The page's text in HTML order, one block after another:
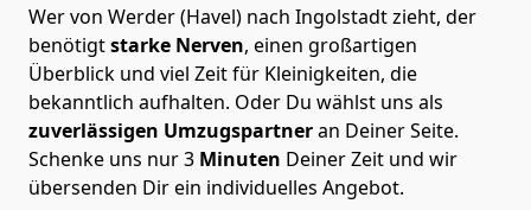
Wer von Werder (Havel) nach Ingolstadt zieht, der
benötigtstarke Nerven, einen großartigen
Überblick und viel Zeit für Kleinigkeiten, die
bekanntlich aufhalten. Oder Du wählst uns als
zuverlässigen Umzugspartneran Deiner Seite.
Schenke uns nur3 Minuten Deiner Zeit und wir
übersenden Dir ein individuelles Angebot.